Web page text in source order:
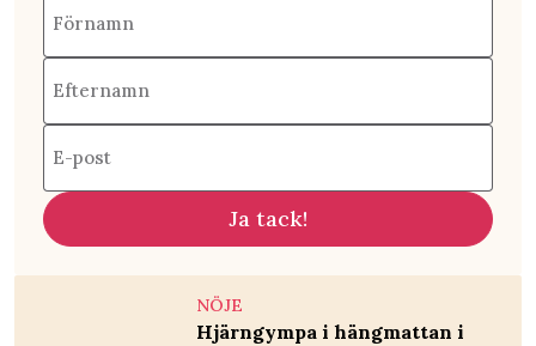
Förnamn
Efternamn
E-post
Ja tack!
NÖJE
Hjärngympa i hängmattan i